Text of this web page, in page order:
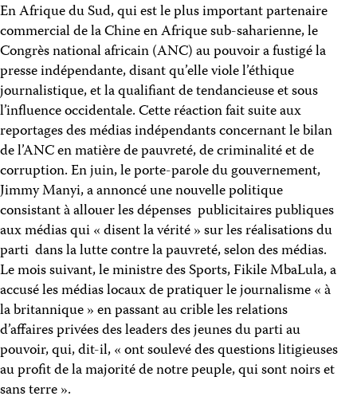
En Afrique du Sud, qui est le plus important partenaire
commercial de la Chine en Afrique sub-saharienne, le
Congrès national africain (ANC) au pouvoir a fustigé la
presse indépendante, disant qu’elle viole l’éthique
journalistique, et la qualifiant de tendancieuse et sous
l’influence occidentale. Cette réaction fait suite aux
reportages des médias indépendants concernant le bilan
de l’ANC en matière de pauvreté, de criminalité et de
corruption. En juin, le porte-parole du gouvernement,
Jimmy Manyi, a annoncé une nouvelle politique
consistant à allouer les dépenses publicitaires publiques
aux médias qui « disent la vérité » sur les réalisations du
parti dans la lutte contre la pauvreté, selon des médias.
Le mois suivant, le ministre des Sports, Fikile MbaLula, a
accusé les médias locaux de pratiquer le journalisme « à
la britannique » en passant au crible les relations
d’affaires privées des leaders des jeunes du parti au
pouvoir, qui, dit-il, « ont soulevé des questions litigieuses
au profit de la majorité de notre peuple, qui sont noirs et
sans terre ».